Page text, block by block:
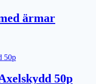
ärmar
50p